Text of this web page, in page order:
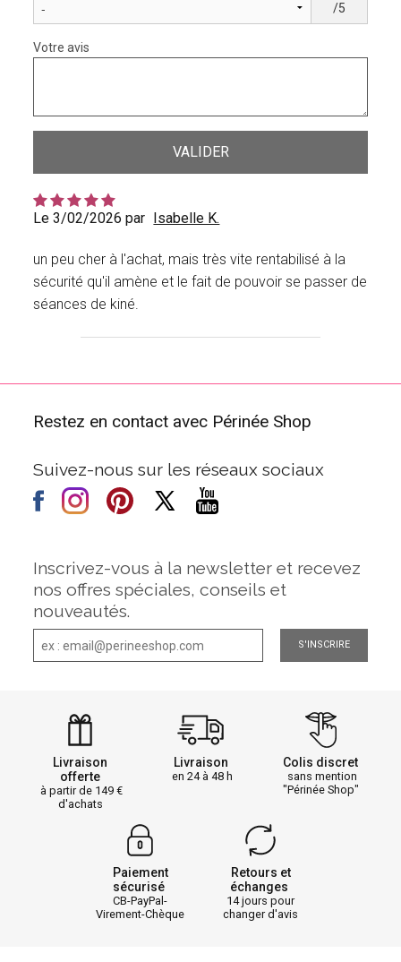
/5
Votre avis
Le 3/02/2026 par Isabelle K.
un peu cher à l'achat, mais très vite rentabilisé à la
sécurité qu'il amène et le fait de pouvoir se passer de
séances de kiné.
Restez en contact avec Périnée Shop
Suivez-nous sur les réseaux sociaux
Inscrivez-vous à la newsletter et recevez
nos offres spéciales, conseils et
nouveautés.
S'INSCRIRE
Livraison
offerte
à partir de 149
d'achats
Livraison
en 24 à 48 h
Colis discret
sans mention
"Périnée Shop"
Paiement
sécurisé
CB-PayPal-
Virement-Chèque
Retours et
échanges
14 jours pour
changer d'avis